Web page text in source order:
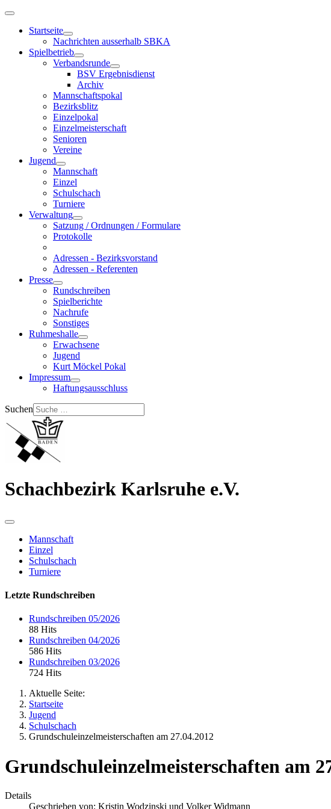
Startseite
Nachrichten ausserhalb SBKA
Spielbetrieb
Verbandsrunde
BSV Ergebnisdienst
Archiv
Mannschaftspokal
Bezirksblitz
Einzelpokal
Einzelmeisterschaft
Senioren
Vereine
Jugend
Mannschaft
Einzel
Schulschach
Turniere
Verwaltung
Satzung / Ordnungen / Formulare
Protokolle
Adressen - Bezirksvorstand
Adressen - Referenten
Presse
Rundschreiben
Spielberichte
Nachrufe
Sonstiges
Ruhmeshalle
Erwachsene
Jugend
Kurt Möckel Pokal
Impressum
Haftungsausschluss
Suchen
Schachbezirk Karlsruhe e.V.
Mannschaft
Einzel
Schulschach
Turniere
Letzte Rundschreiben
Rundschreiben 05/2026
88 Hits
Rundschreiben 04/2026
586 Hits
Rundschreiben 03/2026
724 Hits
Aktuelle Seite:
Startseite
Jugend
Schulschach
Grundschuleinzelmeisterschaften am 27.04.2012
Grundschuleinzelmeisterschaften am
Details
Geschrieben von: Kristin Wodzinski und Volker Widmann